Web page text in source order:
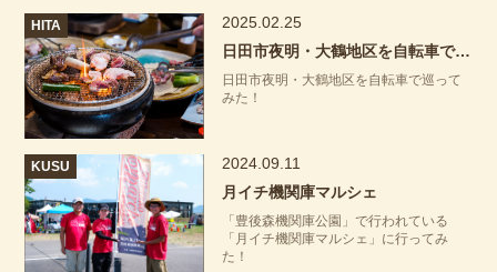
HITA
2025.02.25
日田市夜明・大鶴地区を自転車で巡ってみた！
日田市夜明・大鶴地区を自転車で巡って
みた！
KUSU
2024.09.11
月イチ機関庫マルシェ
「豊後森機関庫公園」で行われている
「月イチ機関庫マルシェ」に行ってみ
た！